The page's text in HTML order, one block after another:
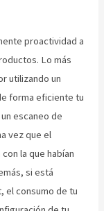
proactividad a
Lo más
utilizando un
forma eficiente tu
escaneo de
vez que el
la que habían
si está
el consumo de tu